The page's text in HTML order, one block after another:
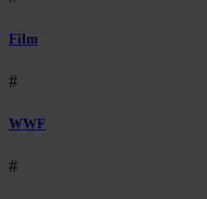
Film
#
WWF
#